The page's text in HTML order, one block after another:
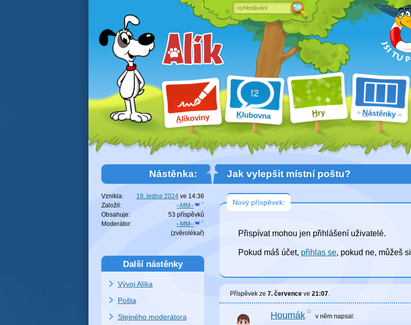
Alíkoviny Klubovna Hry Nástěnky
Jak vylepšit místní poštu?
Nový příspěvek:
Přispívat mohou jen přihlášení uživatelé.
Pokud máš účet, přihlas se, pokud ne, můžeš si
Příspěvek ze 7. července ve 21:07
Houmák v němnapsal:
Nástěnka:
Vznikla: 19. ledna 2024 ve 14:36
Založil:
–MM–
Obsahuje:
53 příspěvků
Moderátor:
–MM–
(zvěrolékař)
Další nástěnky
Vývoj Alíka
Pošta
Stejného moderátora